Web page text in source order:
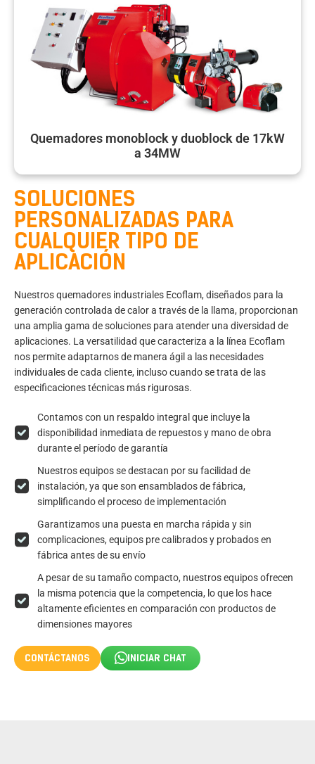
Quemadores monoblock y duoblock de 17kW
a 34MW
SOLUCIONES
PERSONALIZADAS PARA
CUALQUIER TIPO DE
APLICACIÓN
Nuestros quemadores industriales Ecoflam, diseñados para la
generación controlada de calor a través de la llama, proporcionan
una amplia gama de soluciones para atender una diversidad de
aplicaciones. La versatilidad que caracteriza a la línea Ecoflam
nos permite adaptarnos de manera ágil a las necesidades
individuales de cada cliente, incluso cuando se trata de las
especificaciones técnicas más rigurosas.
Contamos con un respaldo integral que incluye la
disponibilidad inmediata de repuestos y mano de obra
durante el período de garantía
Nuestros equipos se destacan por su facilidad de
instalación, ya que son ensamblados de fábrica,
simplificando el proceso de implementación
Garantizamos una puesta en marcha rápida y sin
complicaciones, equipos pre calibrados y probados en
fábrica antes de su envío
A pesar de su tamaño compacto, nuestros equipos ofrecen
la misma potencia que la competencia, lo que los hace
altamente eficientes en comparación con productos de
dimensiones mayores
CONTÁCTANOS INICIAR CHAT